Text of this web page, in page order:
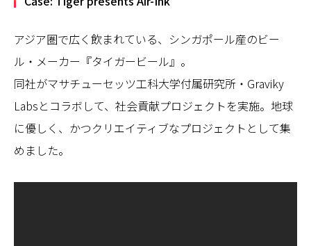
アジア圏で広く飲まれている、シンガポール産のビー
ル・メーカー『タイガービール』。
同社がマサチューセッツ工科大学付属研究所・Graviky
Labsとコラボして、社会貢献プロジェクトを実施。地球
に優しく、かつクリエイティブなプロジェクトとして集
めました。